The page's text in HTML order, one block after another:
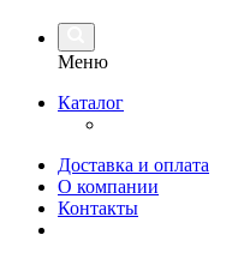
Меню
Каталог
Доставка и оплата
О компании
Контакты